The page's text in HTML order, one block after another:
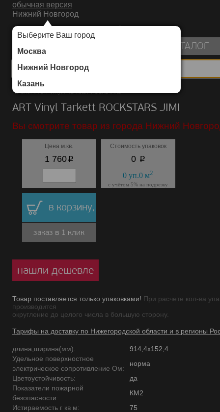
обычная версия
Нижний Новгород
Выберите Ваш город
Москва
Нижний Новгород
Казань
ИНТЕРНЕТ-МАГАЗИН НАПОЛЬНЫХ ПОКРЫТИЙ
КАТАЛОГ
Каталог/ART Vinyl/Tarkett/ROCKSTARS
ART Vinyl Tarkett ROCKSTARS JIMI
Вы смотрите товар из города Нижний
Цена м.кв.
1 760p
Стоимость упаковок
0 p
0 уп.0 м2
с учётом 5% на подрезку
в корзину,
заказ в 1 клик
нашли дешевле
Товар поставляется только упаковками! При расчете кол-ва
производится
округление до целого числа в большую сторону.
Тарифы на доставку по Нижегородской области и в регионы
длина,ширина(мм):
914,4х152,4
Удельное поверхностное
электрическое сопротивление Ом:
норма
Цветоустойчивость:
да
Показатели пожарной
безопасности:
КМ2
Истираемость г кв м:
75